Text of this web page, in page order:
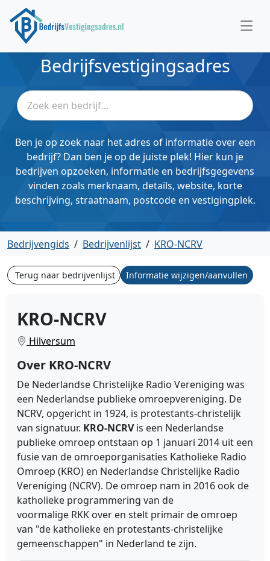
Bedrijfsvestigingsadres
Ben je op zoek naar het adres of informatie over een
bedrijf? Dan ben je op de juiste plek! Hier kun je
bedrijven opzoeken, informatie en bedrijfsgegevens
vinden zoals merknaam, details, website, korte
beschrijving, straatnaam, postcode en vestigingplek.
Bedrijvengids / Bedrijvenlijst / KRO-NCRV
Terug naar bedrijvenlijst Informatie wijzigen/aanvullen
KRO-NCRV
Hilversum
Over KRO-NCRV
De Nederlandse Christelijke Radio Vereniging was
een Nederlandse publieke omroepvereniging. De
NCRV, opgericht in 1924, is protestants-christelijk
van signatuur. KRO-NCRV is een Nederlandse
publieke omroep ontstaan op 1 januari 2014 uit een
fusie van de omroeporganisaties Katholieke Radio
Omroep (KRO) en Nederlandse Christelijke Radio
Vereniging (NCRV). De omroep nam in 2016 ook de
katholieke programmering van de
voormalige RKK over en stelt primair de omroep
van "de katholieke en protestants-christelijke
gemeenschappen" in Nederland te zijn.